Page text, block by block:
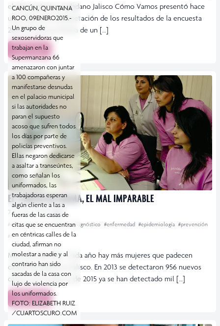
el observatorio ciudadano Jalisco Cómo Vamos presentó hace
unos días una interpretación de los resultados de la encuesta
2014, lo hizo en forma de un […]
Leer más
EL CÁNCER DE MAMA, EL MAL IMPARABLE
7 octubre, 2015
#cáncer de mama #CUCS #diagnóstico #enfermedad #epidemiología #prevención
#simposio
Más por más Gdl.- Cada año hay más mujeres que padecen
cáncer de mama en Jalisco. En 2013 se detectaron 956 nuevos
casos y en lo que va de 2015 ya se han detectado mil […]
Leer más
CANCÚN, QUINTANA
ROO, 09ENERO2015.-
Un grupo de
sexoservidoras que
trabajan en la
Supermanzana 66
amenazaron con juntar
a 100 compañeras y
manifestarse desnudas
en el palacio municipal
si las autoridades no
paran el supuesto
acoso que sufren todos
los días por parte de
policías preventivos.
Ellas negaron dedicarse
a asaltar a transeúntes,
como señalan los
uniformados, las
trabajadoras esperan
algún cliente a las a
fueras de las casas de
citas que se encuentran
en céntricas calles de la
ciudad, afirman no
molestar a nadie y al
contrario han sido
sacadas de la casa con
lujo de violencia por
los uniformados.
FOTO: ELIZABETH RUIZ
/CUARTOSCURO.COM